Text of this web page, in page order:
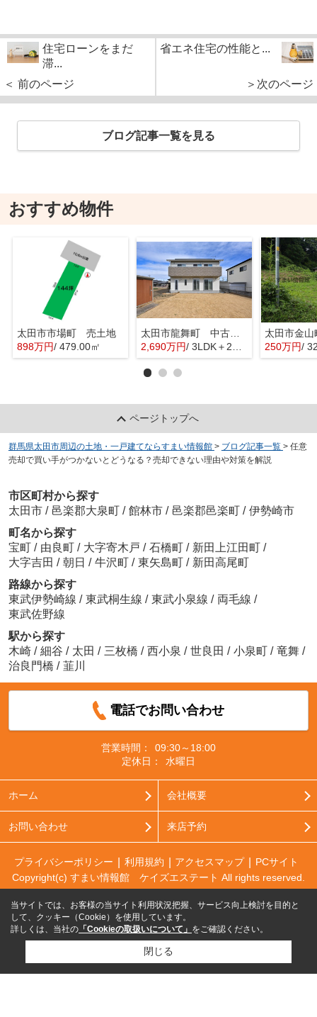
住宅ローンをまだ
滞...
＜ 前のページ
省エネ住宅の性能と...
＞次のページ
ブログ記事一覧を見る
おすすめ物件
太田市市場町 売土地
898万円/ 479.00㎡
太田市龍舞町 中古戸建
2,690万円/ 3LDK＋2S(納戸)
太田市金
250万円/
ページトップへ
群馬県太田市周辺の土地・一戸建てならすまい情報館 > ブログ記事一覧 > 任意
売却で買い手がつかないとどうなる？売却できない理由や対策を解説
市区町村から探す
太田市 / 邑楽郡大泉町 / 館林市 / 邑楽郡邑楽町 / 伊勢崎市
町名から探す
宝町 / 由良町 / 大字寄木戸 / 石橋町 / 新田上江田町 /
大字吉田 / 朝日 / 牛沢町 / 東矢島町 / 新田高尾町
路線から探す
東武伊勢崎線 / 東武桐生線 / 東武小泉線 / 両毛線 /
東武佐野線
駅から探す
木崎 / 細谷 / 太田 / 三枚橋 / 西小泉 / 世良田 / 小泉町 / 竜舞 /
治良門橋 / 韮川
電話でお問い合わせ
営業時間：
09:30～18:00
定休日：
水曜日
ホーム 会社概要
お問い合わせ 来店予約
プライバシーポリシー 利用規約 アクセスマップ
PCサイト
Copyright(c) すまい情報館 ケイズエステート All rights reserved.
当サイトでは、お客様の当サイト利用状況把握、サービス向上検討を目的と
して、クッキー（Cookie）を使用しています。
詳しくは、当社の 「Cookieの取扱いについて」 をご確認ください。
閉じる